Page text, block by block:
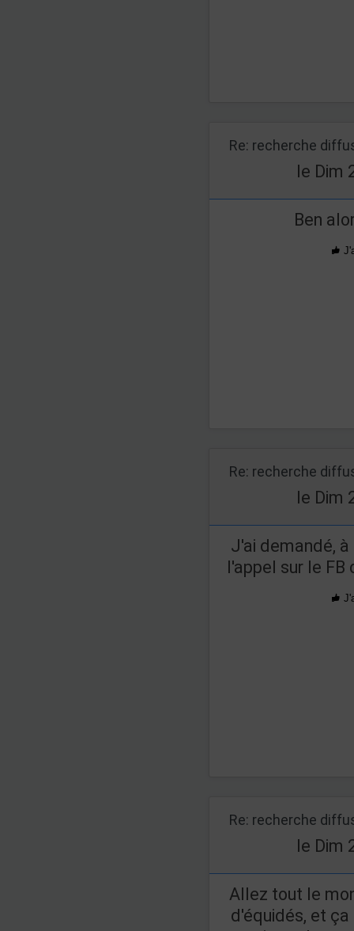
Re: recherche
le Dim
Ben
Re: recherche
le Dim
J'ai demandé,
l'appel sur le FB
Re: recherche
le Dim
Allez tout le
d'équidés, et